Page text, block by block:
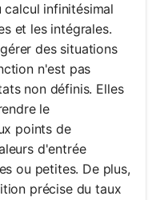
infinitésimal
et les intégrales.
des situations
n'est pas
non définis. Elles
le
points de
d'entrée
ou petites. De plus,
précise du taux